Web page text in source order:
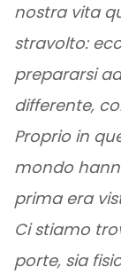
nostra vita
stravolto:
prepararsi
differente,
Proprio in
mondo
prima era
Ci stiamo
porte, sia